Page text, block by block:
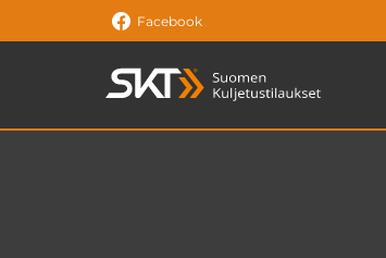
sisältöön
Facebook